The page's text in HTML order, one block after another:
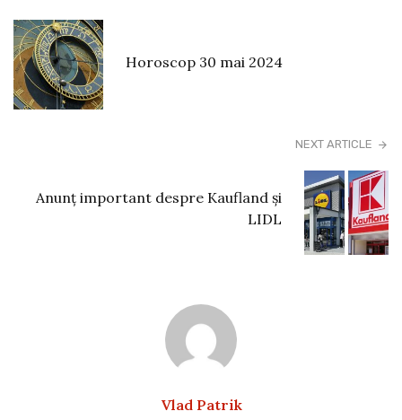
Horoscop 30 mai 2024
NEXT ARTICLE
Anunț important despre Kaufland și
LIDL
Vlad Patrik